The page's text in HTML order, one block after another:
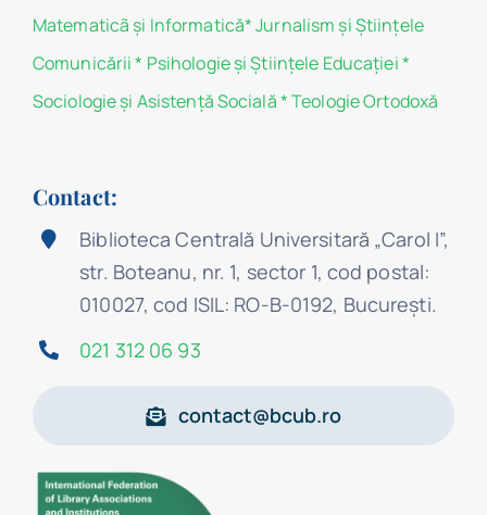
Matematicã și Informatică*Jurnalism şi Ştiinţele
Comunicării * Psihologie şi Ştiinţele Educaţiei*
Sociologie şi Asistenţă Socială*Teologie Ortodoxă
Contact:
Biblioteca Centrală Universitară „Carol I”,
str. Boteanu, nr. 1, sector 1, cod postal:
010027, cod ISIL: RO-B-0192, Bucureşti.
021 312 06 93
contact@bcub.ro